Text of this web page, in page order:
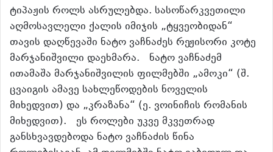
ტიპაჟის როლს ასრულებდა. სასოწარკვეთილი
აღმოსავლელი ქალის იმიჯის „ტყვეობიდან“
თავის დაღწევაში ნატო ვაჩნაძეს რეჟისორი კოტე
მარჯანიშვილი დაეხმარა. ნატო ვაჩნაძემ
ითამაშა მარჯანიშვილის ფილმებში „ამოკი“ (შ.
ცვაიგის ამავე სახლეწოდების ნოველის
მიხედვით) და „კრაზანა“ (ე. ვოინიჩის რომანის
მიხედვით). ეს როლები უკვე მკვეთრად
განსხვავდებოდა ნატო ვაჩნაძის წინა